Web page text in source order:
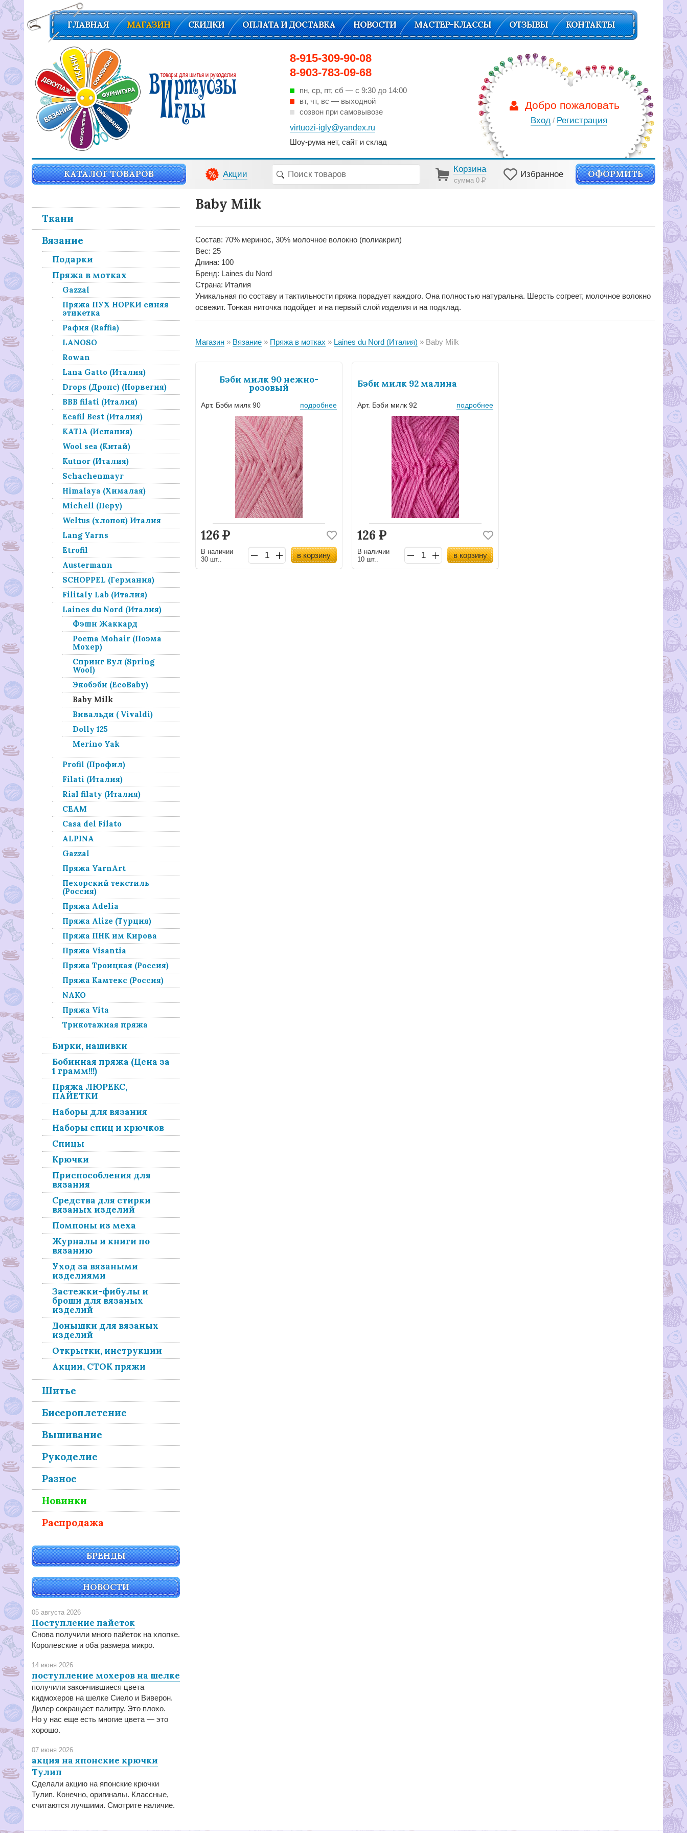
8-915-309-90-08
8-903-783-09-68
пн, ср, пт, cб — с 9:30 до 14:00
вт, чт, вс — выходной
созвон при самовывозе
virtuozi-igly@yandex.ru
Шоу-рума нет, сайт и склад
ГЛАВНАЯ МАГАЗИН СКИДКИ ОПЛАТА И ДОСТАВКА НОВОСТИ МАСТЕР-КЛАССЫ ОТЗЫВЫ КОНТАКТЫ
Добро пожаловать
Вход / Регистрация
КАТАЛОГ ТОВАРОВ Акции
Корзина
сумма 0Р
Избранное ОФОРМИТЬ
Ткани
Вязание
Подарки
Пряжа в мотках
Gazzal
Пряжа ПУХ НОРКИ синяя
этикетка
Рафия (Raffia)
LANOSO
Rowan
Lana Gatto (Италия)
Drops (Дропс) (Норвегия)
BBB filati (Италия)
Ecafil Best (Италия)
KATIA (Испания)
Wool sea (Китай)
Kutnor (Италия)
Schachenmayr
Himalaya (Хималая)
Michell (Перу)
Weltus (хлопок) Италия
Lang Yarns
Etrofil
Austermann
SCHOPPEL (Германия)
Filitaly Lab (Италия)
Laines du Nord (Италия)
Фэшн Жаккард
Poema Mohair (Поэма
Мохер)
Спринг Вул (Spring
Wool)
Экобэби (EcoBaby)
Baby Milk
Вивальди ( Vivaldi)
Dolly 125
Merino Yak
Profil (Профил)
Filati (Италия)
Rial filaty (Италия)
СЕАМ
Casa del Filato
ALPINA
Gazzal
Пряжа YarnArt
Пехорский текстиль
(Россия)
Пряжа Adelia
Пряжа Alize (Турция)
Пряжа ПНК им Кирова
Пряжа Visantia
Пряжа Троицкая (Россия)
Пряжа Камтекс (Россия)
NAKO
Пряжа Vita
Трикотажная пряжа
Бирки, нашивки
Бобинная пряжа (Цена за
1 грамм!!!)
Пряжа ЛЮРЕКС,
ПАЙЕТКИ
Наборы для вязания
Наборы спиц и крючков
Спицы
Крючки
Приспособления для
вязания
Средства для стирки
вязаных изделий
Помпоны из меха
Журналы и книги по
вязанию
Уход за вязаными
изделиями
Застежки-фибулы и
броши для вязаных
изделий
Донышки для вязаных
изделий
Открытки, инструкции
Акции, СТОК пряжи
Шитье
Бисероплетение
Вышивание
Рукоделие
Разное
Новинки
Распродажа
БРЕНДЫ
НОВОСТИ
05 августа 2026
Поступление пайеток
Снова получили много пайеток на хлопке.
Королевские и оба размера микро.
14 июня 2026
поступление мохеров на шелке
получили закончившиеся цвета
кидмохеров на шелке Сиело и Виверон.
Дилер сокращает палитру. Это плохо.
Но у нас еще есть многие цвета — это
хорошо.
07 июня 2026
акция на японские крючки
Тулип
Сделали акцию на японские крючки
Тулип. Конечно, оригиналы. Классные,
считаются лучшими. Смотрите наличие.
Baby Milk
Состав: 70% меринос, 30% молочное волокно (полиакрил)
Вес: 25
Длина: 100
Бренд: Laines du Nord
Страна: Италия
Уникальная по составу и тактильности пряжа порадует каждого. Она полностью натуральна. Шерсть согреет, молочное волокно
освежит. Тонкая ниточка подойдет и на первый слой изделия и на подклад.
Магазин Вязание Пряжа в мотках Laines du Nord (Италия) Baby Milk
Бэби милк 90 нежно-
розовый
Арт. Бэби милк 90 подробнее
126 Р
В наличии
30 шт..
в корзину
Бэби милк 92 малина
Арт. Бэби милк 92 подробнее
126 Р
В наличии
10 шт..
в корзину